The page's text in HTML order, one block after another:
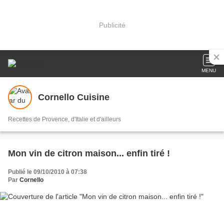
Publicité
MENU
Cornello Cuisine
Recettes de Provence, d'Italie et d'ailleurs
Mon vin de citron maison... enfin tiré !
Publié le 09/10/2010 à 07:38
Par Cornello